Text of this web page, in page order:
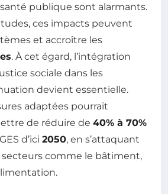
publique sont alarmants.
ces impacts peuvent
et accroître les
. À cet égard, l’intégration
sociale dans les
devient essentielle.
adaptées pourrait
de réduire de 40% à 70%
d’ici 2050, en s’attaquant
comme le bâtiment,